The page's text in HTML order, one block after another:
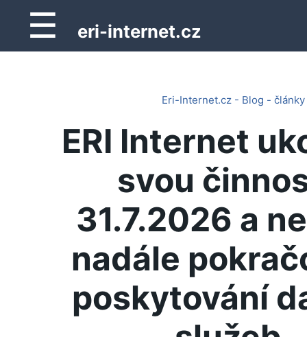
☰ eri-internet.cz
Eri-Internet.cz - Blog - články
ERI Internet
svou
31.7.2026 a
nadále
poskytování